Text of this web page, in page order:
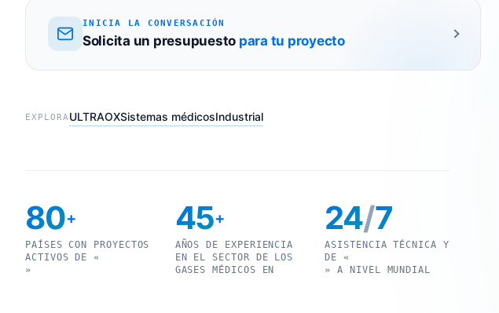
INICIA LA CONVERSACIÓN
Solicita un presupuesto para tu proyecto
EXPLORA ULTRAOXSistemas médicosIndustrial
80+
PAÍSES CON PROYECTOS
ACTIVOS DE «
»
45+
AÑOS DE EXPERIENCIA
EN EL SECTOR DE LOS
GASES MÉDICOS EN
24/7
ASISTENCIA TÉCNICA Y
DE «
» A NIVEL MUNDIAL